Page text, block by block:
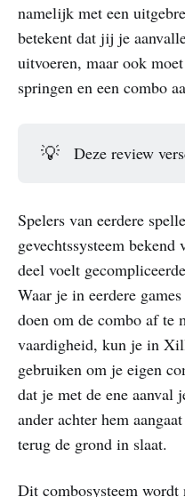
namelijk met een
betekent dat jij je
uitvoeren, maar ook
springen en een combo
💡 Deze review
Spelers van eerdere
gevechtssysteem
deel voelt
Waar je in eerdere
doen om de combo af te
vaardigheid, kun je in
gebruiken om je eigen
dat je met de ene aanval
ander achter hem
terug de grond in slaat.
Dit combosysteem